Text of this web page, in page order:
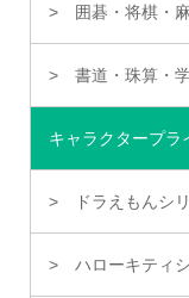
囲碁・将棋・
書道・珠算・
キャラクタープラ
ドラえもんシ
ハローキティ